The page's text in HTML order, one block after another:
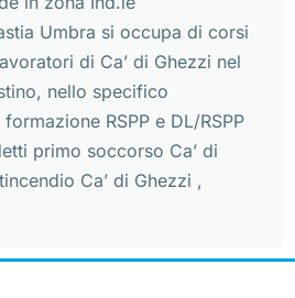
Umbra si occupa di corsi
di Ca’ di Ghezzi nel
nello specifico
RSPP e DL/RSPP
primo soccorso Ca’ di
Ca’ di Ghezzi ,